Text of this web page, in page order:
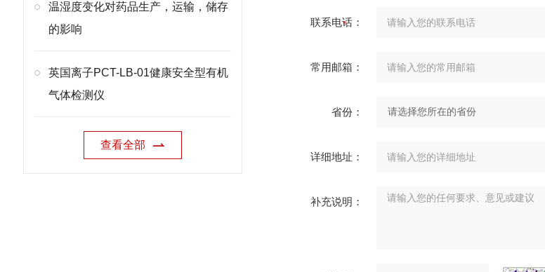
温湿度变化对药品生产，运输，储存
的影响
英国离子PCT-LB-01健康安全型有机
气体检测仪
查看全部
联系电话：
常用邮箱：
省份：
详细地址：
补充说明：